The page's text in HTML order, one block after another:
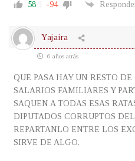
58 -94
Yajaira
6 años atrás
QUE PASA HAY UN RESTO
SALARIOS FAMILIARES Y
SAQUEN A TODAS ESAS
DIPUTADOS CORRUPTOS
REPARTANLO ENTRE LOS
SIRVE DE ALGO.